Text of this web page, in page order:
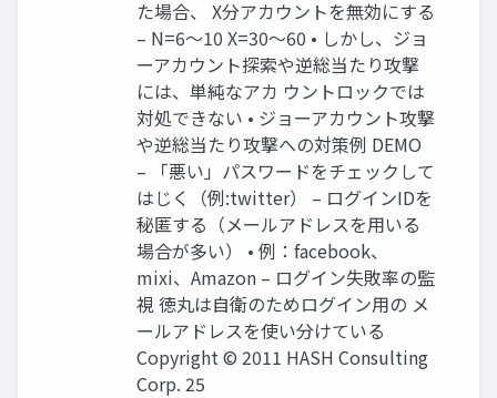
た場合、 X分アカウントを無効にする
– N=6～10 X=30～60 • しかし、ジョ
ーアカウント探索や逆総当たり攻撃
には、単純なアカ ウントロックでは
対処できない • ジョーアカウント攻撃
や逆総当たり攻撃への対策例 DEMO
– 「悪い」パスワードをチェックして
はじく（例:twitter） – ログインIDを
秘匿する（メールアドレスを用いる
場合が多い） • 例：facebook、
mixi、Amazon – ログイン失敗率の監
視 徳丸は自衛のためログイン用の メ
ールアドレスを使い分けている
Copyright © 2011 HASH Consulting
Corp. 25